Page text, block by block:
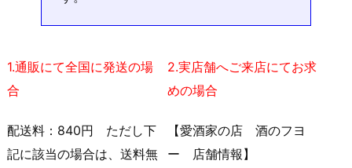
1.通販にて全国に発送の場
合
配送料：840円 ただし下
記に該当の場合は、送料無
2.実店舗へご来店にてお求
めの場合
【愛酒家の店 酒のフヨ
ー 店舗情報】